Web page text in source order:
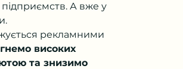
підприємств. А вже у
рекламними
високих
та знизимо